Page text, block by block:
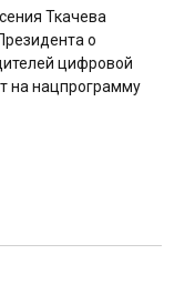
Ткачева
о
цифровой
на нацпрограмму